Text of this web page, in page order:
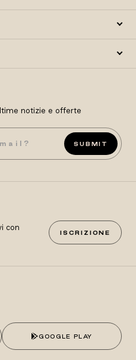
notizie e offerte
SUBMIT
con
ISCRIZIONE
GOOGLE PLAY